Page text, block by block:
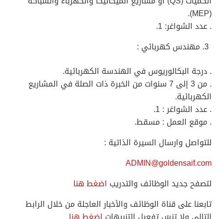
(MEP).
. عدد الشواغر: 1.
مهندس كهربائي :
. درجة البكالوريوس في الهندسة الكهربائية.
. من 3 إلى 7 سنوات من الخبرة ذات الصلة في المشاريع
الكهربائية.
. عدد الشواغر : 1.
. موقع العمل : مسقط.
للتواصل وارسال السيرة الذاتية :
ADMIN@goldensaif.com
لتصفح جديد الوظائف والتدريب اضغط هنا
تابعنا على قناة الوظائف والأخبار العاجلة من خلال الرابط